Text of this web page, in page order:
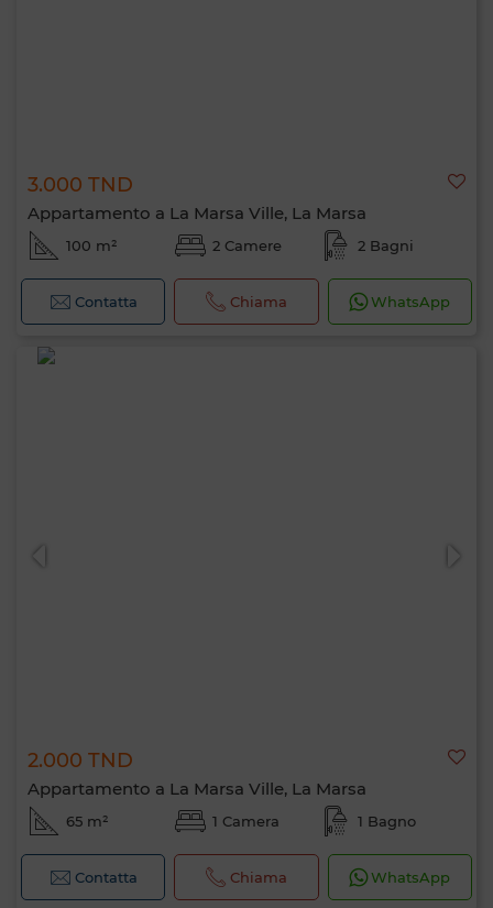
3.000 TND
Appartamento a La Marsa Ville, La Marsa
100 m² 2 Camere 2 Bagni
Contatta Chiama WhatsApp
2.000 TND
Appartamento a La Marsa Ville, La Marsa
65 m² 1 Camera 1 Bagno
Contatta Chiama WhatsApp